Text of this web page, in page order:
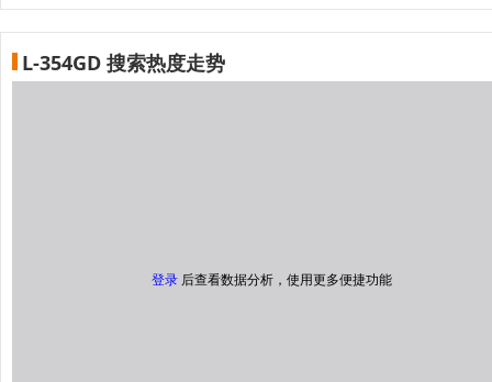
L-354GD 搜索热度走势
登录 后查看数据分析，使用更多便捷功能